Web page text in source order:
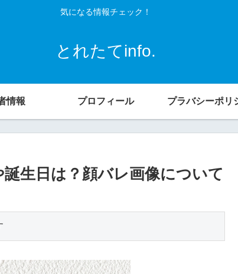
気になる情報チェック！
とれたてinfo.
情報 プロフィール プラバシーポリ
生日は？顔バレ画像について